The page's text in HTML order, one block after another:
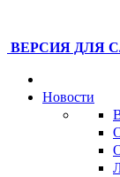
ВЕРСИЯ ДЛЯ
Новости